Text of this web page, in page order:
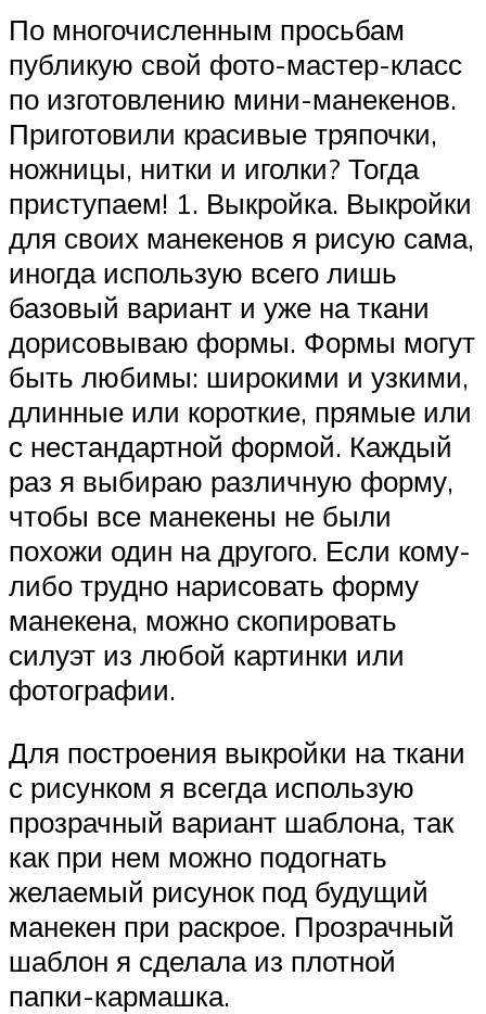
По многочисленным просьбам
публикую свой фото-мастер-класс
по изготовлению мини-манекенов.
Приготовили красивые тряпочки,
ножницы, нитки и иголки? Тогда
приступаем! 1. Выкройка. Выкройки
для своих манекенов я рисую сама,
иногда использую всего лишь
базовый вариант и уже на ткани
дорисовываю формы. Формы могут
быть любимы: широкими и узкими,
длинные или короткие, прямые или
с нестандартной формой. Каждый
раз я выбираю различную форму,
чтобы все манекены не были
похожи один на другого. Если кому-
либо трудно нарисовать форму
манекена, можно скопировать
силуэт из любой картинки или
фотографии.
Для построения выкройки на ткани
с рисунком я всегда использую
прозрачный вариант шаблона, так
как при нем можно подогнать
желаемый рисунок под будущий
манекен при раскрое. Прозрачный
шаблон я сделала из плотной
папки-кармашка.